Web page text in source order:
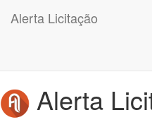
Alerta Licitação
Alerta